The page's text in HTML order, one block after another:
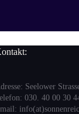
Seelower
030. 40 00 30